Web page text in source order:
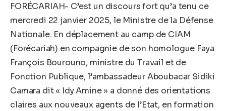
FORÉCARIAH- C’est un discours fort qu’a tenu ce
mercredi 22 janvier 2025, le Ministre de la Défense
Nationale. En déplacement au camp de CIAM
(Forécariah) en compagnie de son homologue Faya
François Bourouno, ministre du Travail et de
Fonction Publique, l’ambassadeur Aboubacar Sidiki
Camara dit « Idy Amine » a donné des orientations
claires aux nouveaux agents de l’Etat, en formation